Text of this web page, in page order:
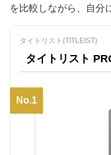
を比較しながら、自分
タイトリスト(TITLEIST)
タイトリスト
No.1